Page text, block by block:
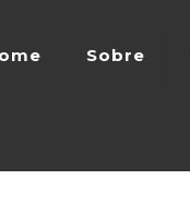
Sobre